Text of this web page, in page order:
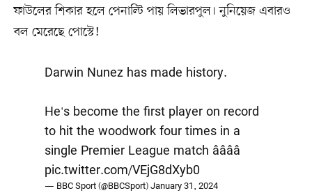
ফাউলের শিকার হলে পেনাল্টি পায় লিভারপুল। নুনিয়েজ এবারও
বল মেরেছে পোস্টে!
Darwin Nunez has made history.
He's become the first player on record
to hit the woodwork four times in a
single Premier League match ââââ
pic.twitter.com/VEjG8dXyb0
— BBC Sport (@BBCSport)January 31, 2024